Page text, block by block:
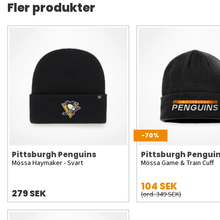
Fler produkter
Pittsburgh Penguins
Mössa Haymaker - Svart
279 SEK
-70%
Pittsburgh
Mössa Game & Train Cuff
104 SEK
(ord. 349 SEK)